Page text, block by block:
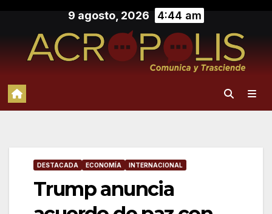
contenido
9 agosto, 2026 4:44 am
DESTACADA ECONOMÍA INTERNACIONAL
Trump anuncia